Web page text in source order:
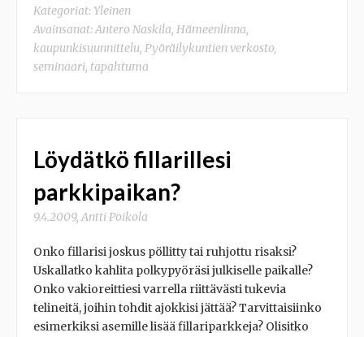
Kategoriat: Yleinen
Avainsanat:Antero Naskila, Hämeenlinna,
kaupunkisuunnittelu, Pyöräilykuntien verkosto,
seminaari, tapahtuma
Löydätkö fillarillesi
parkkipaikan?
9.4.2009,Antti Poikola
Onko fillarisi joskus pöllitty tai ruhjottu risaksi?
Uskallatko kahlita polkypyöräsi julkiselle paikalle?
Onko vakioreittiesi varrella riittävästi tukevia
telineitä, joihin tohdit ajokkisi jättää? Tarvittaisiinko
esimerkiksi asemille lisää fillariparkkeja? Olisitko